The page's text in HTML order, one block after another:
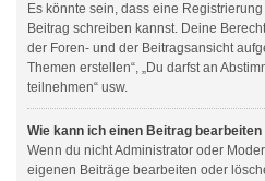
Es könnte sein, dass eine
Beitrag schreiben kannst. Deine
der Foren- und der Beitragsansicht
Themen erstellen“, „Du darfst an
teilnehmen“ usw.
Wie kann ich einen Beitrag
Wenn du nicht Administrator oder
eigenen Beiträge bearbeiten oder